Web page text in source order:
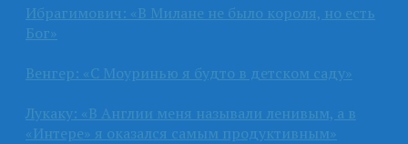
Ибрагимович: «В Милане не было короля, но есть
Бог»
Венгер: «С Моуринью я будто в детском саду»
Лукаку: «В Англии меня называли ленивым, а в
«Интере» я оказался самым продуктивным»